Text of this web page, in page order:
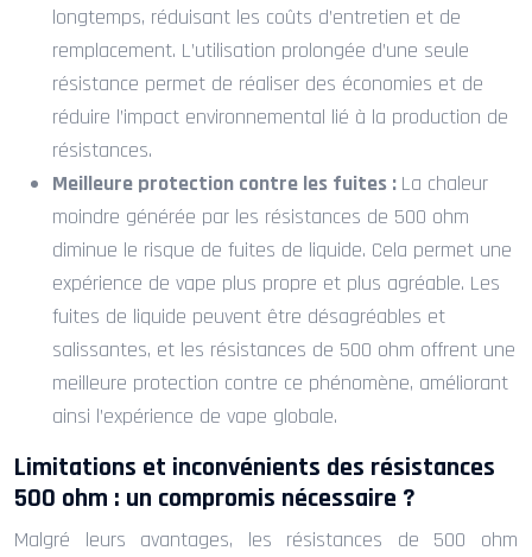
longtemps, réduisant les coûts d’entretien et de
remplacement. L’utilisation prolongée d’une seule
résistance permet de réaliser des économies et de
réduire l’impact environnemental lié à la production de
résistances.
Meilleure protection contre les fuites : La chaleur
moindre générée par les résistances de 500 ohm
diminue le risque de fuites de liquide. Cela permet une
expérience de vape plus propre et plus agréable. Les
fuites de liquide peuvent être désagréables et
salissantes, et les résistances de 500 ohm offrent une
meilleure protection contre ce phénomène, améliorant
ainsi l’expérience de vape globale.
Limitations et inconvénients des résistances
500 ohm : un compromis nécessaire ?
Malgré leurs avantages, les résistances de 500 ohm